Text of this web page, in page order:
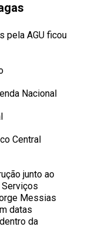
pela AGU ficou
Nacional
Central
junto ao
Messias
datas
da